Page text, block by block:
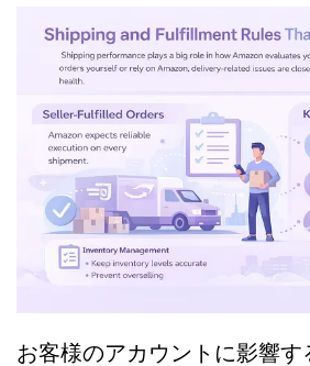
お客様のアカウントに影響す